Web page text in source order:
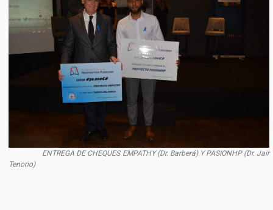
ENTREGA DE CHEQUES EMPATHY (Dr. Barberá) Y PASIONHP (Dr. Jair
Tenorio)